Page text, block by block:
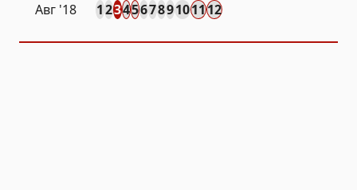
Авг '18 123456789101112